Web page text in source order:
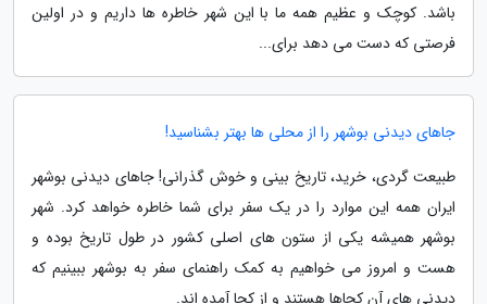
باشد. کوچک و عظیم همه ما با این شهر خاطره ها داریم و در اولین
فرصتی که دست می دهد برای...
جاهای دیدنی بوشهر را از محلی ها بهتر بشناسید!
طبیعت گردی، خرید، تاریخ بینی و خوش گذرانی! جاهای دیدنی بوشهر
ایران همه این موارد را در یک سفر برای شما خاطره خواهد کرد. شهر
بوشهر همیشه یکی از ستون های اصلی کشور در طول تاریخ بوده و
هست و امروز می خواهیم به کمک راهنمای سفر به بوشهر ببینیم که
دیدنی های آن کجاها هستند و از کجا آمده اند.